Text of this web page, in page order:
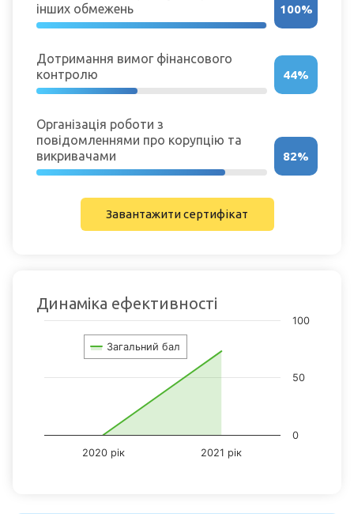
100%
інших обмежень
44%
Дотримання вимог фінансового
контролю
82%
Організація роботи з
повідомленнями про корупцію та
викривачами
Завантажити сертифікат
Динаміка ефективності
Chart
Chart with 2 data points.
View as data table, Chart
The chart has 1 X axis displaying categories.
The chart has 1 Y axis displaying values. Data ranges from 0 to
Загальний бал
2020 рік 2021 рік
0
50
100